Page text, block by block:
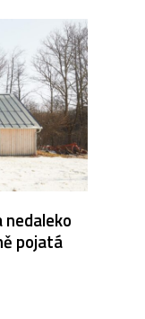
nedaleko
pojatá